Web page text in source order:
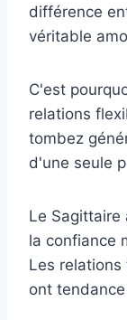
différence
véritable
C'est
relations
tombez
d'une seule
Le Sagittaire
la confiance
Les
ont